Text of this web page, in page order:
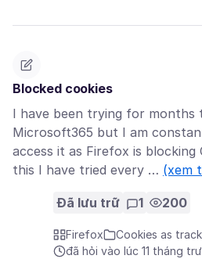
Blocked cookies
I have been trying for months
Microsoft365 but I am
access it as Firefox is blocking
this I have tried every … (xem
Đã lưu trữ 1 200
Firefox
Cookies as
đã hỏi vào lúc 11 tháng